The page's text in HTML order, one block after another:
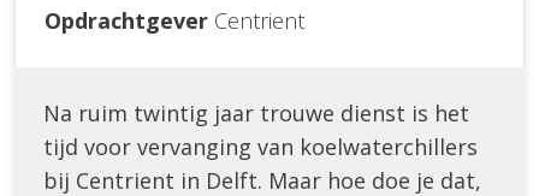
Opdrachtgever Centrient
Na ruim twintig jaar trouwe dienst is het
tijd voor vervanging van koelwaterchillers
bij Centrient in Delft. Maar hoe doe je dat,